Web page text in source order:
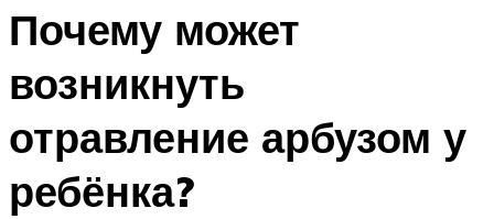
Почему может
возникнуть
отравление арбузом у
ребёнка?